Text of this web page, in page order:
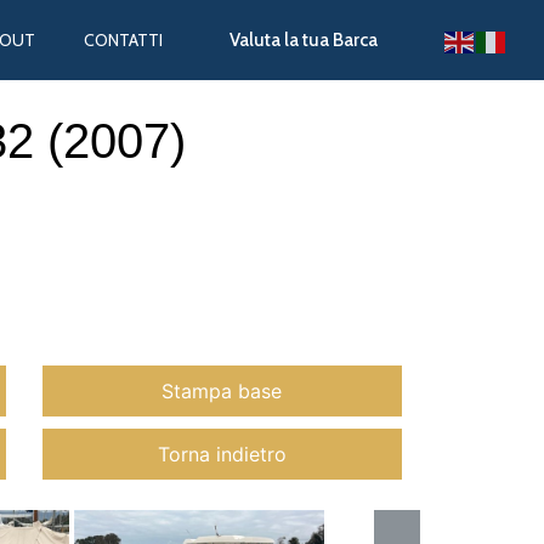
CONTATTI Valuta la tua Barca
(2007)
Stampa base
Torna indietro